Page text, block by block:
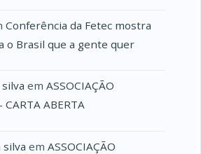
Conferência da Fetec mostra
o Brasil que a gente quer
em ASSOCIAÇÃO
CARTA ABERTA
em ASSOCIAÇÃO